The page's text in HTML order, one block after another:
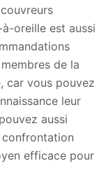
oreille est aussi
de la
car vous pouvez
leur
aussi
confrontation
efficace pour